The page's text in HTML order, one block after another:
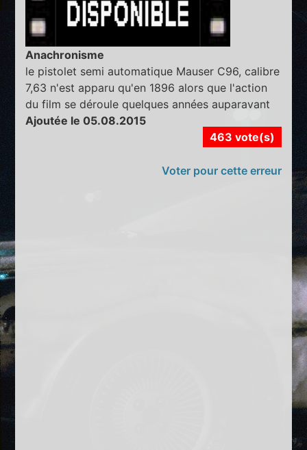
Anachronisme
le pistolet semi automatique Mauser C96, calibre
7,63 n'est apparu qu'en 1896 alors que l'action
du film se déroule quelques années auparavant
Ajoutée le 05.08.2015
463 vote(s)
Voter pour cette erreur